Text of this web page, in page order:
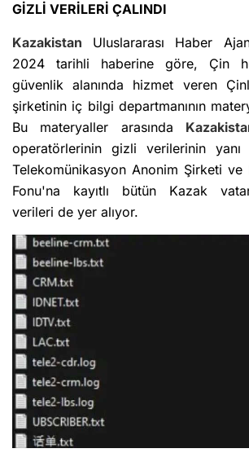
GİZLİ VERİLERİ ÇALINDI
Kazakistan Uluslararası Haber
2024 tarihli haberine göre, Çin
güvenlik alanında hizmet veren
şirketinin iç bilgi departmanının
Bu materyaller arasında
operatörlerinin gizli verilerinin yanı
Telekomünikasyon Anonim Şirketi ve
Fonu'na kayıtlı bütün Kazak
verileri de yer alıyor.